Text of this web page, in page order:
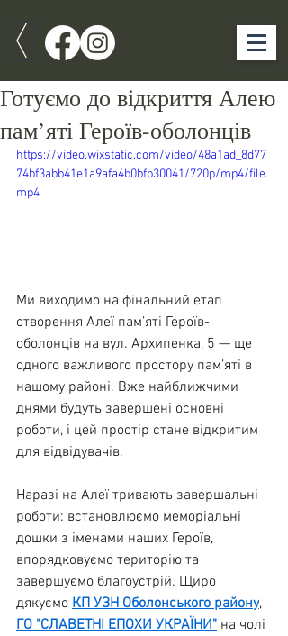
Готуємо до відкриття Алею
пам’яті Героїв-оболонців
https://video.wixstatic.com/video/48a1ad_8d77
74bf3abb41e1a9afa4b0bfb30041/720p/mp4/file.
mp4
Ми виходимо на фінальний етап
створення Алеї пам’яті Героїв-
оболонців на вул. Архипенка, 5 — ще
одного важливого простору пам’яті в
нашому районі. Вже найближчими
днями будуть завершені основні
роботи, і цей простір стане відкритим
для відвідувачів.
Наразі на Алеї тривають завершальні
роботи: встановлюємо меморіальні
дошки з іменами наших Героїв,
впорядковуємо територію та
завершуємо благоустрій. Щиро
дякуємо КП УЗН Оболонського району,
ГО "СЛАВЕТНІ ЕПОХИ УКРАЇНИ" на чолі